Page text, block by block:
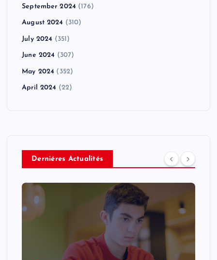
September 2024 (176)
August 2024 (310)
July 2024 (351)
June 2024 (307)
May 2024 (352)
April 2024 (22)
Derniéres Actualités